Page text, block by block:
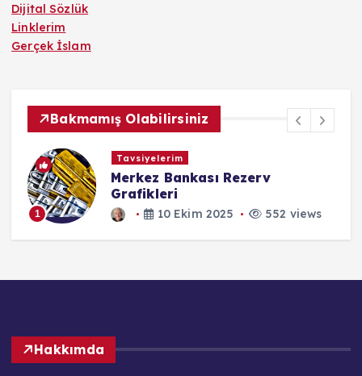
Dijital Sözlük
Linklerim
Gerçek İslam
Bakmamış Olabilirsiniz
1
Tavsiyelerim
Merkez Bankası Rezerv
Grafikleri
10 Ekim 2025 552 views
Hakkımda